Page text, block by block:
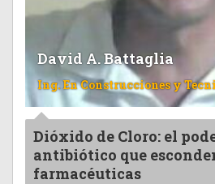
David A. Battaglia
Ing. En Construcciones y
Dióxido de Cloro: el
antibiótico que
farmacéuticas